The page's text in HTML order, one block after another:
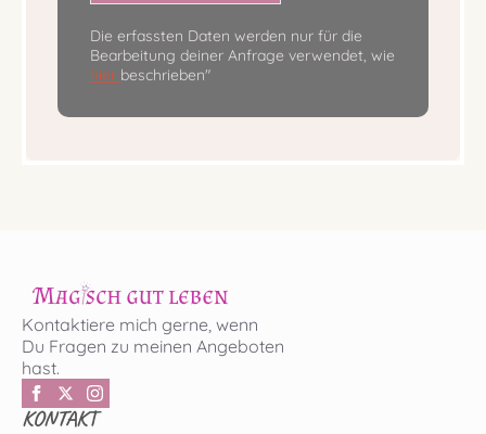
Die erfassten Daten werden nur für die
Bearbeitung deiner Anfrage verwendet, wie
hier beschrieben"
Kontaktiere mich gerne, wenn
Du Fragen zu meinen Angeboten
hast.
KONTAKT